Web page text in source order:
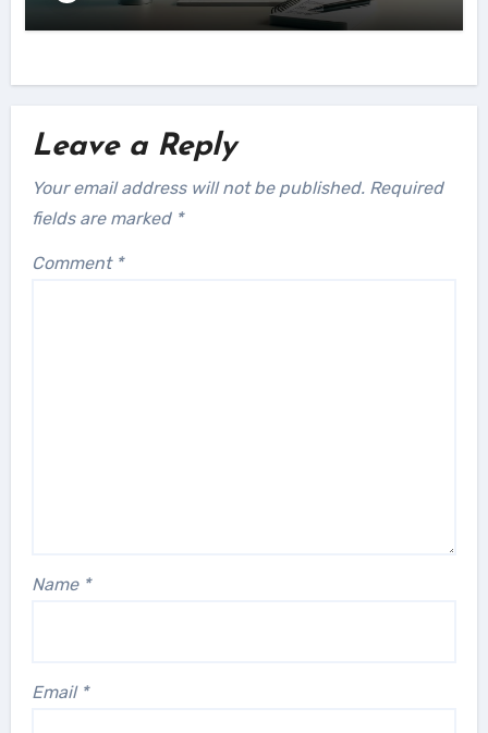
Leave a Reply
Your email address will not be published. Required
fields are marked *
Comment *
Name *
Email *